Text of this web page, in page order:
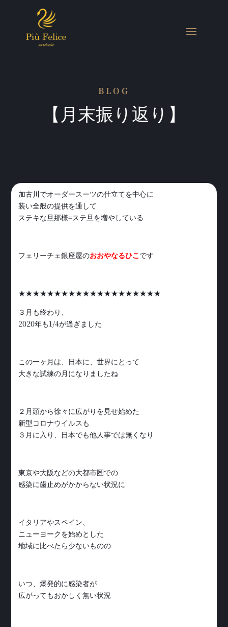
BLOG
【月末振り返り】
加古川でオーダースーツの仕立てを中心に
装い全般の提供を通して
ステキな旦那様=ステ旦を増やしている
フェリーチェ銀座屋のおおやなるひこです
★★★★★★★★★★★★★★★★★★★★
３月も終わり、
2020年も1/4が過ぎました
この一ヶ月は、日本に、世界にとって
大きな試練の月になりましたね
２月頭から徐々に広がりを見せ始めた
新型コロナウイルスも
３月に入り、日本でも他人事では無くなり
東京や大阪などの大都市圏での
感染に歯止めがかからない状況に
イタリアやスペイン、
ニューヨークを始めとした
地域に比べたら少ないものの
いつ、爆発的に感染者が
広がってもおかしく無い状況